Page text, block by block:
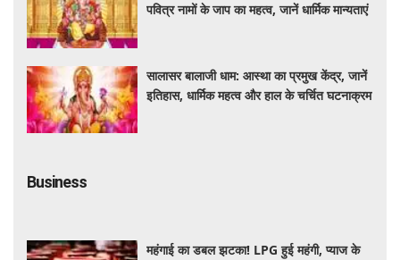
पवित्र नामों के जाप का महत्व, जानें धार्मिक मान्यताएं
सालासर बालाजी धाम: आस्था का प्रमुख केंद्र, जानें
इतिहास, धार्मिक महत्व और हाल के चर्चित घटनाक्रम
Business
महंगाई का डबल झटका! LPG हुई महंगी, प्याज के